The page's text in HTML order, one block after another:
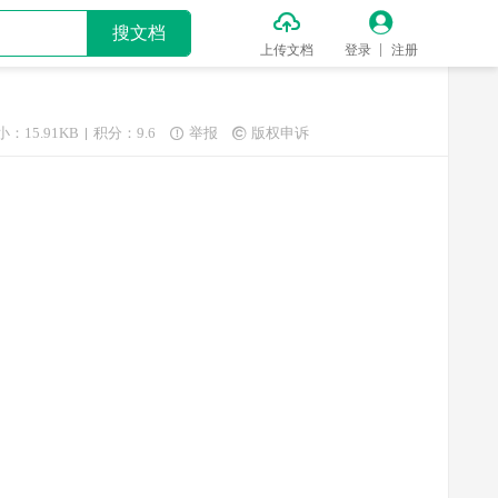
搜文档 
上传文档

登录 注册
：15.91KB 积分：9.6  举报  版权申诉